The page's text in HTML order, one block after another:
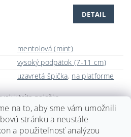
DETAIL
mentolová (mint)
vysoký podpätok (7-11 cm)
uzavretá špička, na platforme
k tejto položke.
na to, aby sme vám umožnili
stránku a neustále
a použiteľnosť analýzou